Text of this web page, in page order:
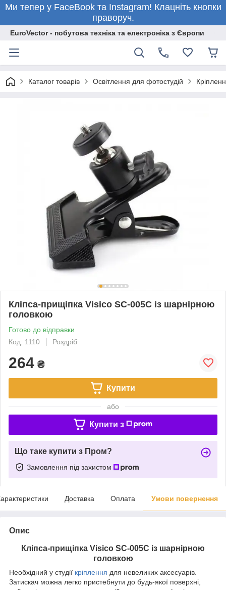
Ми тепер у FaceBook та Instagram! Клацніть кнопки
праворуч.
EuroVector - побутова техніка та електроніка з Європи
Каталог товарів Освітлення для фотостудій
Кліпса-прищіпка Visico SC-005C із шарнірною
головкою
Готово до відправки
Код: 1110
Роздріб
264 ₴
Купити
або
Купити з
Що таке купити з Пром?
Замовлення під захистом
Доставка Оплата Умови повернення
Опис
Кліпса-прищіпка Visico SC-005C із шарнірною
головкою
Необхідний у студії кріплення для невеликих аксесуарів.
Затискач можна легко пристебнути до будь-якої поверхні,